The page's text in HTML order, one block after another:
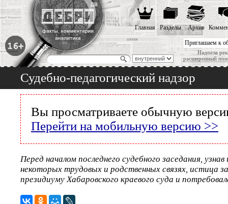
Приглашаем к
Надоела
расширенный
Главная Разделы Архив
Судебно-педагогический надзор
Вы просматриваете обычную
Перейти на мобильную версию >>
Перед началом последнего судебного заседания,
некоторых трудовых и родственных связях, истица
президиуму Хабаровского краевого суда и